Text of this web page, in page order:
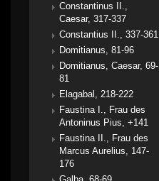
Constantinus II.,
Caesar, 317-337
Constantius II., 337-361
Domitianus, 81-96
Domitianus, Caesar, 69-
81
Elagabal, 218-222
Faustina I., Frau des
Antoninus Pius, +141
Faustina II., Frau des
Marcus Aurelius, 147-
176